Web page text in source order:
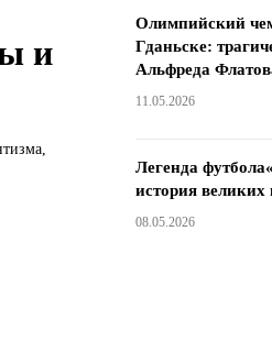
и
Олимпийский
Гданьске:
Альфреда
11.05.2026
Легенда
история великих
08.05.2026